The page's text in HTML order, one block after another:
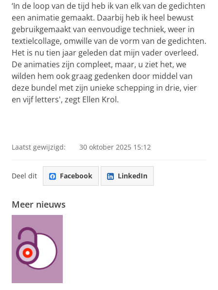
‘In de loop van de tijd heb ik van elk van de gedichten
een animatie gemaakt. Daarbij heb ik heel bewust
gebruikgemaakt van eenvoudige techniek, weer in
textielcollage, omwille van de vorm van de gedichten.
Het is nu tien jaar geleden dat mijn vader overleed.
De animaties zijn compleet, maar, u ziet het, we
wilden hem ook graag gedenken door middel van
deze bundel met zijn unieke schepping in drie, vier
en vijf letters', zegt Ellen Krol.
Laatst gewijzigd: 30 oktober 2025 15:12
Deel dit Facebook LinkedIn
Meer nieuws